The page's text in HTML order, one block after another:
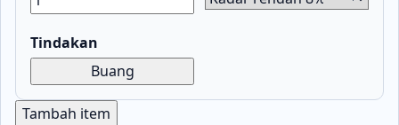
Tindakan
Buang
Tambah item